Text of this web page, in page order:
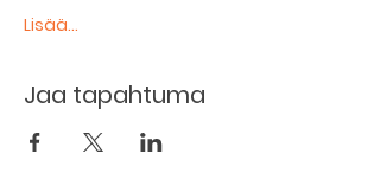
Lisää...
Jaa tapahtuma